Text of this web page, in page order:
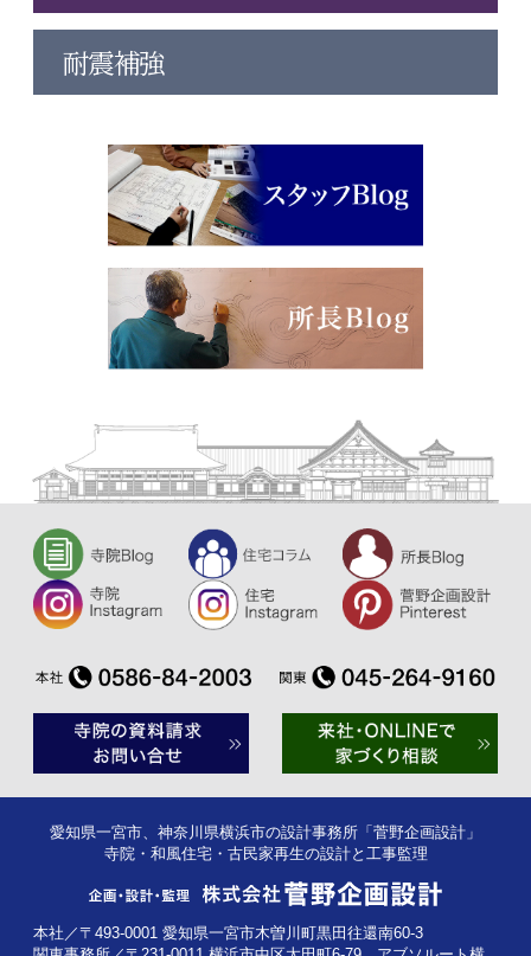
耐震補強
愛知県一宮市、神奈川県横浜市の設計事務所「菅野企画設計」
寺院・和風住宅・古民家再生の設計と工事監理
本社／〒493-0001 愛知県一宮市木曽川町黒田往還南60-3